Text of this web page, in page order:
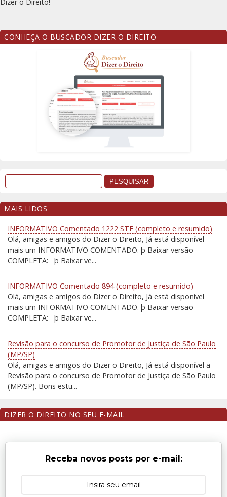
CONHEÇA O BUSCADOR DIZER O DIREITO
MAIS LIDOS
INFORMATIVO Comentado 1222 STF (completo e resumido)
Olá, amigas e amigos do Dizer o Direito, Já está disponível
mais um INFORMATIVO COMENTADO. þ Baixar versão
COMPLETA: þ Baixar ve...
INFORMATIVO Comentado 894 (completo e resumido)
Olá, amigas e amigos do Dizer o Direito, Já está disponível
mais um INFORMATIVO COMENTADO. þ Baixar versão
COMPLETA: þ Baixar ve...
Revisão para o concurso de Promotor de Justiça de São Paulo
(MP/SP)
Olá, amigas e amigos do Dizer o Direito, Já está disponível a
Revisão para o concurso de Promotor de Justiça de São Paulo
(MP/SP). Bons estu...
DIZER O DIREITO NO SEU E-MAIL
Receba novos posts por e-mail: